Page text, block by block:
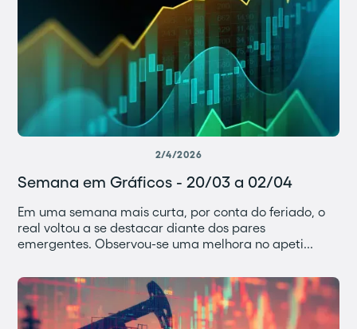
2/4/2026
Semana em Gráficos - 20/03 a 02/04
Em uma semana mais curta, por conta do feriado, o
real voltou a se destacar diante dos pares
emergentes. Observou-se uma melhora no apeti...